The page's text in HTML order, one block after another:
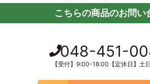
こちらの商品のお問い
048-451-
【受付】9:00-18:00【定休日】土